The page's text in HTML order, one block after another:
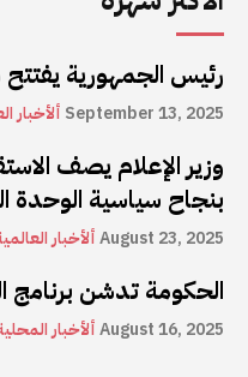
رئيس الجمهورية
ألأخبار September 13, 2025
وزير الإعلام يصف
بنجاح سياسية الوحدة
ألأخبارAugust 23, 2025
الحكومة تدشن برنامج
ألأخبارAugust 16, 2025